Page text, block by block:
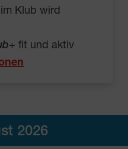
Klub wird
+ fit und aktiv
2026